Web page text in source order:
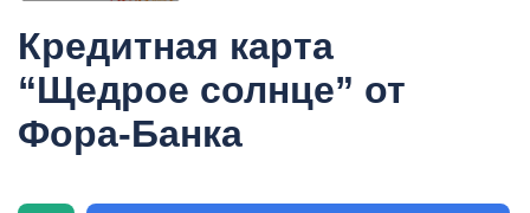
Кредитная карта
“Щедрое солнце” от
Фора-Банка